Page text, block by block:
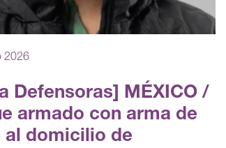
2026
Defensoras] MÉXICO /
armado con arma de
al domicilio de